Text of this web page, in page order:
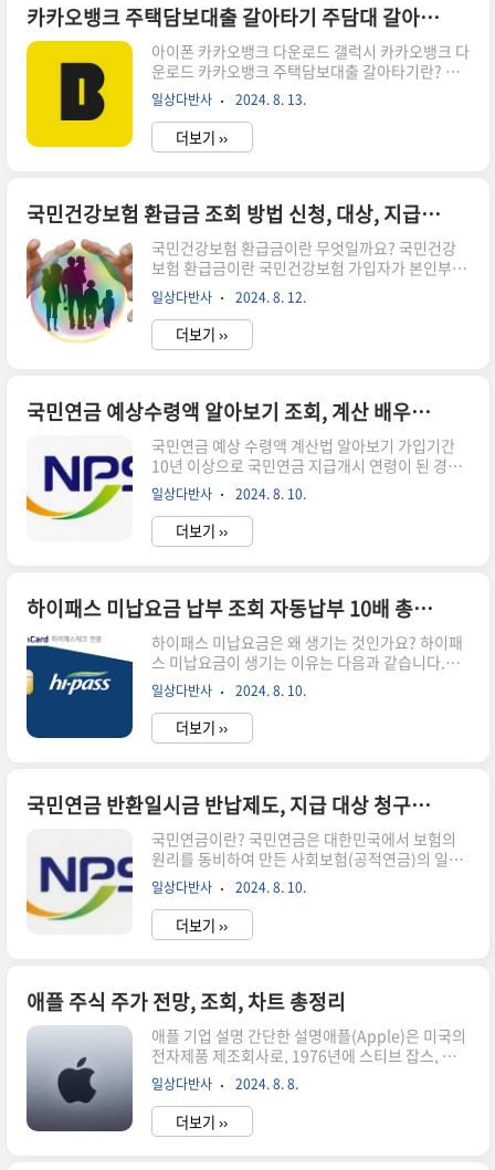
자료 조회는 홈택스 홈페이지 들어간 후, 장려금/연
말정산 전자기부금 > 연말정산 간소화 목록의 옆
항목들을 참고하시면됩니다.환급금 조회는 로그인
한 후, 상단 우측의 my홈택스를 누르면 됩니다. 사
진과 같이 아래에 종합소득세 아래 환급금이 적혀
있을 겁니다.연말정산 환급금을 조회하기 위해서
는 어떤 정보들이 필요한가요? 연말정산 환급..
카카오뱅크 주택담보대출 갈아타기 주담대 갈아타기 금리 완벽정리
아이폰 카카오뱅크 다운로드 갤럭시 카카오뱅크 다
운로드 카카오뱅크 주택담보대출 갈아타기란? 카
카오뱅크 주택담보대출 갈아타기 서비스는 현재 사
용 중인 주택담보대출을 보유한 고객이 보다 나은
조건으로 카카오뱅크 주택담보대출로 갈아탈 수 있
는 서비스입니다. 고객은 카카오뱅크 앱에서 기존
출을 갈아타는 고객들을 대상으로 금리 할인 혜택
도 제공한다고 합니다. 카카오뱅크 홈페이지 바로
가기카카오뱅크 주택담보대출 갈아타기 변동금리,
혼합금리는 얼마인가요? 종류기준금리가산금리변
동금리연 3.520%(신규COFIX6개월)연 0.417%
~ 1.326%혼합금리고정기간(5년) : 연 3.223%(금
융채5년)연 0.150% ~ 0.77..
일상다반사 2024. 8. 13.
더보기 ››
국민건강보험 환급금 조회 방법 신청, 대상, 지급기한 완벽정리
국민건강보험 환급금이란 무엇일까요? 국민건강
보험 환급금이란 국민건강보험 가입자가 본인부담
금을 초과하여 납부한 경우, 또는 본인부담금 지출
이 연간 상한액을 초과한 경우에 그 초과 금액에 대
해 환급금을 지급받을 수 있는 금액을 말합니다. 국
민건강보험 환급금의 종류로는 본인부담금 환급
통지를 보내며, 통지를 받은 후에는 공단에서 제공
하는 조회/신청 서비스를 통해 간편하게 조회 및 신
청이 가능합니다. 국민건강보험 환급금 신청하기
국민건강보험 환급금 조회 및 신청 방법은 무엇인
가요? 1. 국민건강보험공단을 검색한 후, 홈페이지
를 들어갑니다.2. 홈페이지 중간에 환급금 조회/신
청을 눌러 들어갑니다.3. 로그인을 한 후, 신..
일상다반사 2024. 8. 12.
더보기 ››
국민연금 예상수령액 알아보기 조회, 계산 배우자 수령액 납부액 조회 총정리
국민연금 예상 수령액 계산법 알아보기 가입기간
10년 이상으로 국민연금 지급개시 연령이 된 경우 :
기본적인 만 60세 이상 등이 되면 받게 되는 국민연
금 수령액 계산 법입니다. 국민연금 예상 수령액 =
기본연금액*가입기간별 지급률+부양가족연금액,
가입기간별 지급률은 10년 기준 50%에서 가입기
금 지급 개시 연령 도달전 5년 이내 소득이 있는 근
로를 한 경우 : 조기 노령연금 국민연금 수령 나이
및 지급기간, 수령 시기 변경 방법 5단계입니다. 국
민연금 예상 수령액 = 기본연금액 * (253/360) +
부양가족연금국민연금공단에서는 국민연금 예상
수령액 계산기를 제공 : 자신의 상황에 맞춘 보다 정
확한..
일상다반사 2024. 8. 10.
더보기 ››
하이패스 미납요금 납부 조회 자동납부 10배 총정리
하이패스 미납요금은 왜 생기는 것인가요? 하이패
스 미납요금이 생기는 이유는 다음과 같습니다.하
이패스 단말기의 전원이 꺼져 있는 상황(배터리방
전, 부품 결함 등의 원인으로 인한 경우)선불 하이
패스 카드의 잔액이 부족한 경우금속 성분이 포함
된 진한 전면 틴팅으로 인해 하이패스 단말기와 톨
출구 영업소 수납 직원에게 입구 지점 및 출차 시간
을 말하고 바로 납부하거나, 고속도로 휴게소의 무
인 수납기, GS25/CU 편의점을 이용하여 납부할 수
있습니다. 또한 카톡 고지서, 지로 용지가 도착하면
가상 계좌로 납부하거나 한국도로 공사 콜센터
155-2504에 전화하여 납부할 수 있습니다. 하이패
스 미납요금 납부 및 조회하는 ..
일상다반사 2024. 8. 10.
더보기 ››
국민연금 반환일시금 반납제도, 지급 대상 청구서 조회 신청, 기초연금 중복수급 가능 여부 총정리
국민연금이란? 국민연금은 대한민국에서 보험의
원리를 동비하여 만든 사회보험(공적연금)의 일종
으로, 국민연금공단이 연금을 관리하고 있습니
다. 가입자, 사용자 및 국가로부터 일정액의 보험료
를 받고 노령연금, 유족연금, 장애연금 등을 지급함
으로써 국가의 안정성을 보장하는 사회보장제도의
일시금 반납제도가 무엇인가요?국민연금 반환일
시금 반납제도는 예전에 수령했던 반환일시금에 이
자를 더해 공단에 반납함으로써, 국민연금 가입 기
간을 복원해 연금 수령액을 늘릴 수 있는 제도입니
다. 반환일시금이란 국민연금 가입자가 연금 수급
자격을 얻지 못했을 때, 납부한 보험료와 이자를 합
쳐 돌려주는 제도이며, 60세 도달, 사망, 국적 상..
일상다반사 2024. 8. 10.
더보기 ››
애플 주식 주가 전망, 조회, 차트 총정리
애플 기업 설명 간단한 설명애플(Apple)은 미국의
전자제품 제조회사로, 1976년에 스티브 잡스, 스
티브 워즈니악, 론 웨인에 의해 창업되었습니다. 맥
북, 아이팟, 아이폰, 아이패드 등 전자제품을 생산
하는 세계적인 회사이며, 매출의 대부분은 아이폰
에서 나오고 있습니다. 아이폰은 애플의 대표적인
일상다반사 2024. 8. 8.
더보기 ››